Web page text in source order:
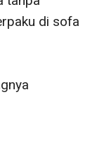
di sofa